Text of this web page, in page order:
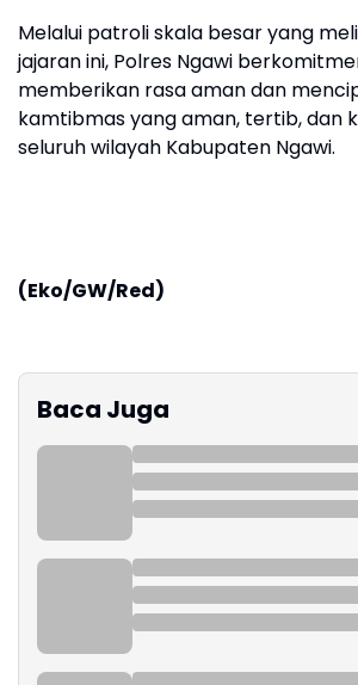
Melalui patroli skala besar yang
jajaran ini, Polres Ngawi
memberikan rasa aman dan
kamtibmas yang aman, tertib, dan
seluruh wilayah Kabupaten Ngawi.
(Eko/GW/Red)
Baca Juga